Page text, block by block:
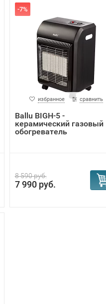
-7%
избранное сравнить
Ballu BIGH-5 -
керамический газовый
обогреватель
8 590 руб.
7 990 руб.